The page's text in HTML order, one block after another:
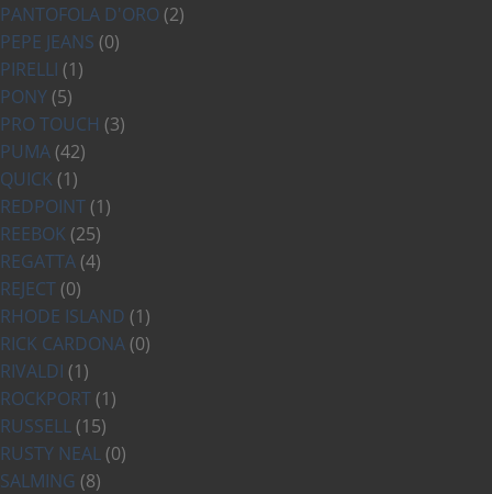
PANTOFOLA D'ORO (2)
PEPE JEANS (0)
PIRELLI (1)
PONY (5)
PRO TOUCH (3)
PUMA (42)
QUICK (1)
REDPOINT (1)
REEBOK (25)
REGATTA (4)
REJECT (0)
RHODE ISLAND (1)
RICK CARDONA (0)
RIVALDI (1)
ROCKPORT (1)
RUSSELL (15)
RUSTY NEAL (0)
SALMING (8)